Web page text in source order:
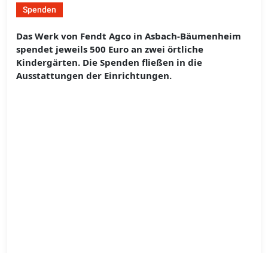
Spenden
Das Werk von Fendt Agco in Asbach-Bäumenheim
spendet jeweils 500 Euro an zwei örtliche
Kindergärten. Die Spenden fließen in die
Ausstattungen der Einrichtungen.